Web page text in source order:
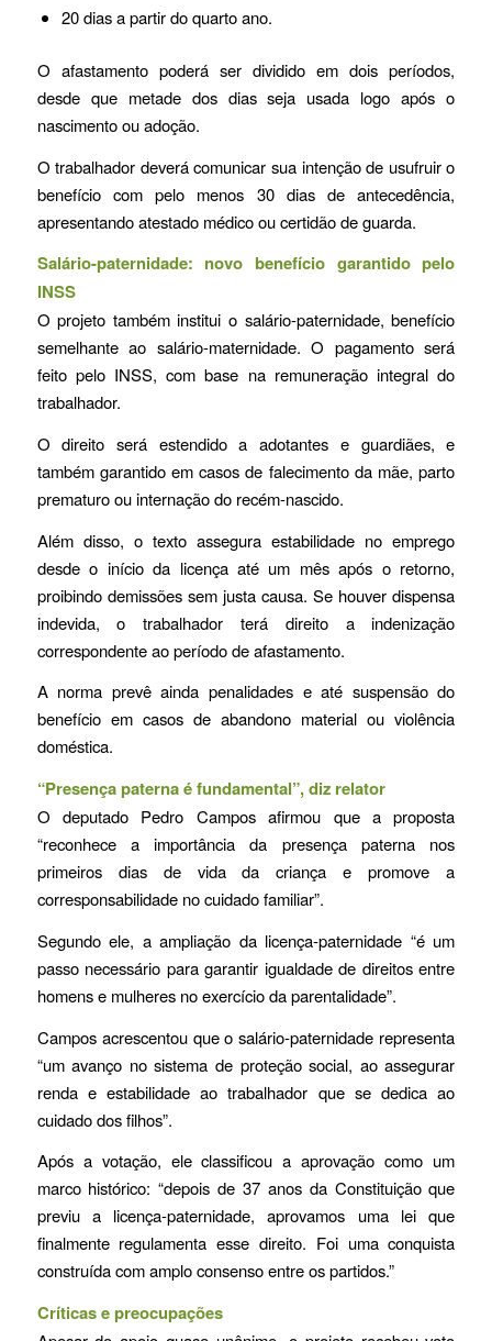
20 dias a partir do quarto ano.
O afastamento poderá ser dividido em dois períodos,
desde que metade dos dias seja usada logo após o
nascimento ou adoção.
O trabalhador deverá comunicar sua intenção de usufruir o
benefício com pelo menos 30 dias de antecedência,
apresentando atestado médico ou certidão de guarda.
Salário-paternidade: novo benefício garantido pelo
INSS
O projeto também institui o salário-paternidade, benefício
semelhante ao salário-maternidade. O pagamento será
feito pelo INSS, com base na remuneração integral do
trabalhador.
O direito será estendido a adotantes e guardiães, e
também garantido em casos de falecimento da mãe, parto
prematuro ou internação do recém-nascido.
Além disso, o texto assegura estabilidade no emprego
desde o início da licença até um mês após o retorno,
proibindo demissões sem justa causa. Se houver dispensa
indevida, o trabalhador terá direito a indenização
correspondente ao período de afastamento.
A norma prevê ainda penalidades e até suspensão do
benefício em casos de abandono material ou violência
doméstica.
“Presença paterna é fundamental”, diz relator
O deputado Pedro Campos afirmou que a proposta
“reconhece a importância da presença paterna nos
primeiros dias de vida da criança e promove a
corresponsabilidade no cuidado familiar”.
Segundo ele, a ampliação da licença-paternidade “é um
passo necessário para garantir igualdade de direitos entre
homens e mulheres no exercício da parentalidade”.
Campos acrescentou que o salário-paternidade representa
“um avanço no sistema de proteção social, ao assegurar
renda e estabilidade ao trabalhador que se dedica ao
cuidado dos filhos”.
Após a votação, ele classificou a aprovação como um
marco histórico: “depois de 37 anos da Constituição que
previu a licença-paternidade, aprovamos uma lei que
finalmente regulamenta esse direito. Foi uma conquista
construída com amplo consenso entre os partidos.”
Críticas e preocupações